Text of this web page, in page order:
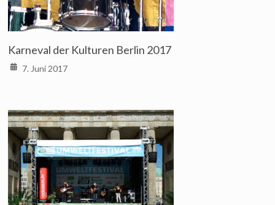
Karneval der Kulturen Berlin 2017
7. Juni 2017